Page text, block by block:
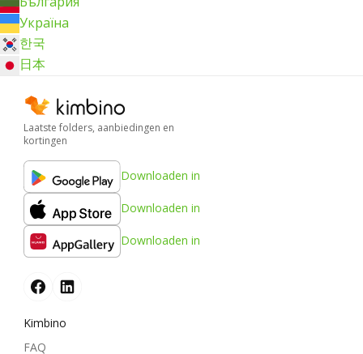
Україна
한국
日本
Laatste folders, aanbiedingen en
kortingen
Downloaden in
Downloaden in
Downloaden in
Kimbino
FAQ